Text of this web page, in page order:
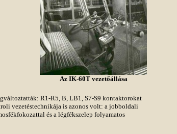
Az IK-60T vezetőállása
R1-R5, B, LB1, S7-S9 kontaktorokat
vezetéstechnikája is azonos volt: a jobboldali
és a légfékszelep folyamatos